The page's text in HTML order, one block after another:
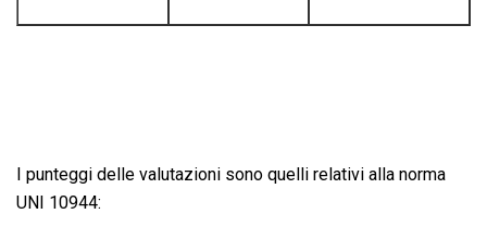
I punteggi delle valutazioni sono quelli relativi alla norma
UNI 10944: